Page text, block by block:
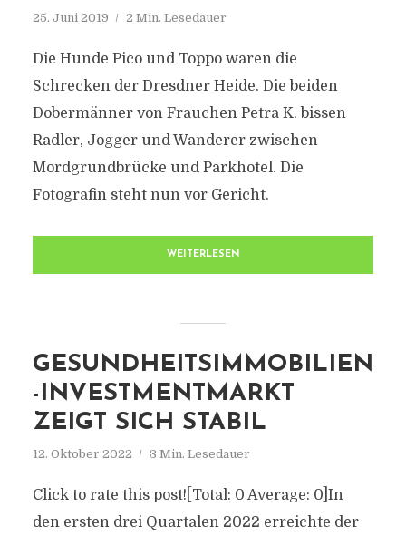
25. Juni 2019 2 Min. Lesedauer
Die Hunde Pico und Toppo waren die
Schrecken der Dresdner Heide. Die beiden
Dobermänner von Frauchen Petra K. bissen
Radler, Jogger und Wanderer zwischen
Mordgrundbrücke und Parkhotel. Die
Fotografin steht nun vor Gericht.
WEITERLESEN
GESUNDHEITSIMMOBILIEN
-INVESTMENTMARKT
ZEIGT SICH STABIL
12. Oktober 2022 3 Min. Lesedauer
Click to rate this post![Total: 0 Average: 0]In
den ersten drei Quartalen 2022 erreichte der